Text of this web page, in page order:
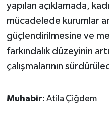
yapılan açıklamada,
mücadelede kurumlar
güçlendirilmesine ve
farkındalık düzeyinin
çalışmalarının
Muhabir: Atila Çiğdem